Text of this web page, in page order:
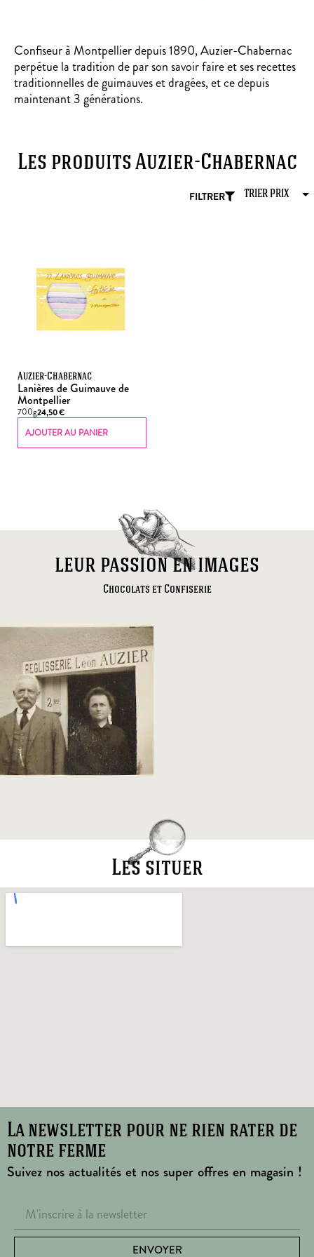
Confiseur à Montpellier depuis 1890, Auzier-Chabernac
perpétue la tradition de par son savoir faire et ses recettes
traditionnelles de guimauves et dragées, et ce depuis
maintenant 3 générations.
Les produits Auzier-Chabernac
FILTRER
Auzier-Chabernac
Lanières de Guimauve de
Montpellier
700g24,50€
AJOUTER AU PANIER
leur passion en images
Chocolats et Confiserie
Les situer
La newsletter pour ne rien rater de
notre ferme
Suivez nos actualités et nos super offres en magasin !
ENVOYER